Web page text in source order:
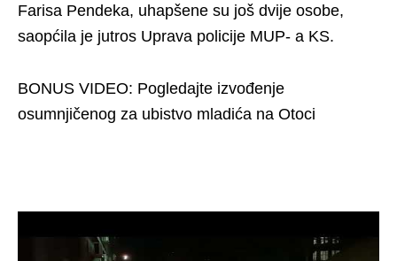
Farisa Pendeka, uhapšene su još dvije osobe,
saopćila je jutros Uprava policije MUP- a KS.
BONUS VIDEO: Pogledajte izvođenje
osumnjičenog za ubistvo mladića na Otoci